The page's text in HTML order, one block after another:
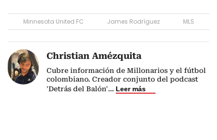
Minnesota United FC James Rodríguez MLS
Christian Amézquita
Cubre información de Millonarios y el fútbol
colombiano. Creador conjunto del podcast
'Detrás del Balón'... Leer más